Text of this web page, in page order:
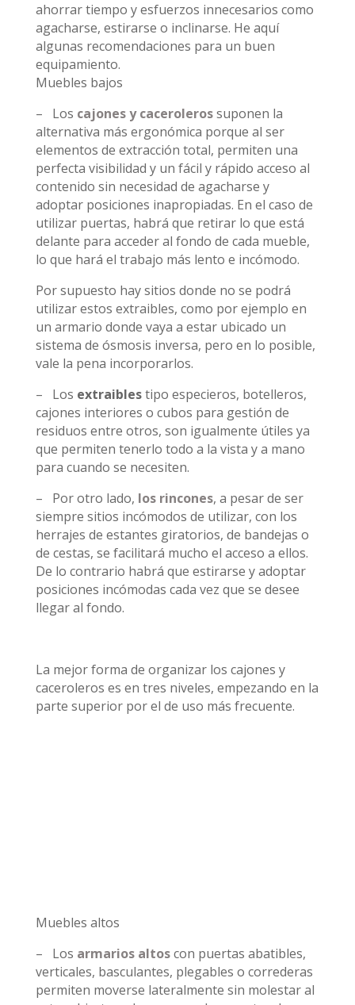
ahorrar tiempo y esfuerzos innecesarios como
agacharse, estirarse o inclinarse. He aquí
algunas recomendaciones para un buen
equipamiento.
Muebles bajos
– Los cajones y cacerolerossuponen la
alternativa más ergonómica porque al ser
elementos de extracción total, permiten una
perfecta visibilidad y un fácil y rápido acceso al
contenido sin necesidad de agacharse y
adoptar posiciones inapropiadas. En el caso de
utilizar puertas, habrá que retirar lo que está
delante para acceder al fondo de cada mueble,
lo que hará el trabajo más lento e incómodo.
Por supuesto hay sitios donde no se podrá
utilizar estos extraibles, como por ejemplo en
un armario donde vaya a estar ubicado un
sistema de ósmosis inversa, pero en lo posible,
vale la pena incorporarlos.
– Los extraiblestipo especieros, botelleros,
cajones interiores o cubos para gestión de
residuos entre otros, son igualmente útiles ya
que permiten tenerlo todo a la vista y a mano
para cuando se necesiten.
– Por otro lado, los rincones, a pesar de ser
siempre sitios incómodos de utilizar, con los
herrajes de estantes giratorios, de bandejas o
de cestas, se facilitará mucho el acceso a ellos.
De lo contrario habrá que estirarse y adoptar
posiciones incómodas cada vez que se desee
llegar al fondo.
La mejor forma de organizar los cajones y
caceroleros es en tres niveles, empezando en la
parte superior por el de uso más frecuente.
Muebles altos
– Los armarios altoscon puertas abatibles,
verticales, basculantes, plegables o correderas
permiten moverse lateralmente sin molestar al